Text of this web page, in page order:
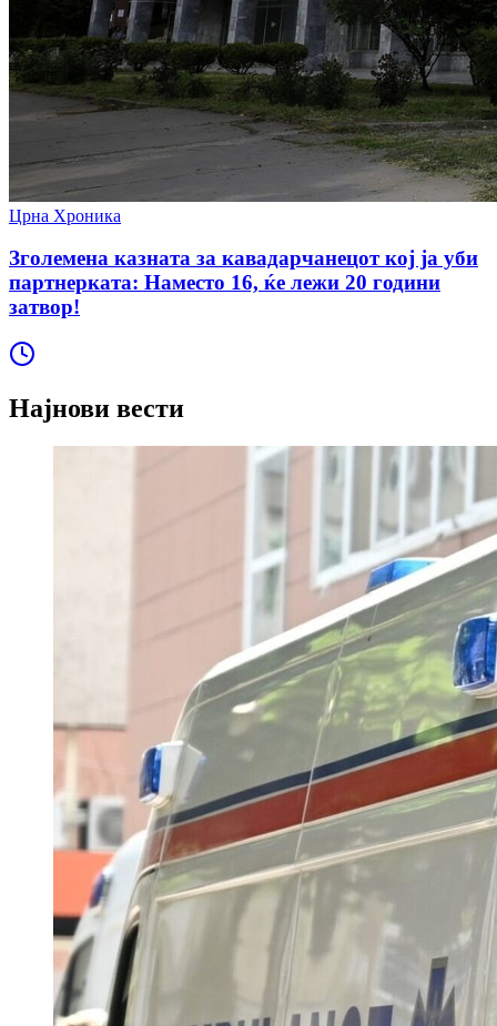
Црна Хроника
Зголемена казната за кавадарчанецот кој ја уби
партнерката: Наместо 16, ќе лежи 20 години
затвор!
Најнови вести